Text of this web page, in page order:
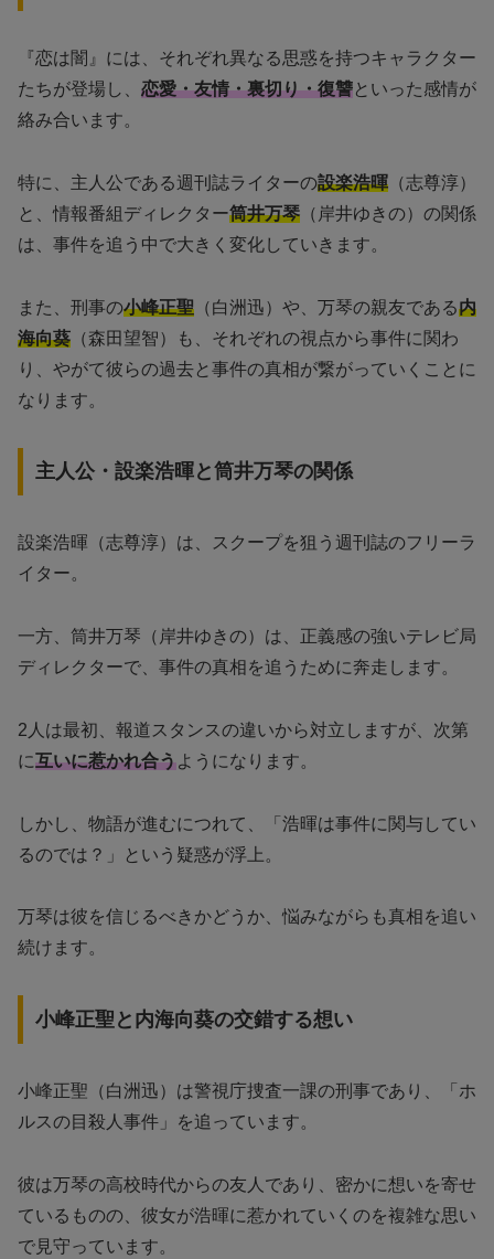
『恋は闇』には、それぞれ異なる思惑を持つキャラクター
たちが登場し、 恋愛・友情・裏切り・復讐といった感情が
絡み合います。
特に、主人公である週刊誌ライターの設楽浩暉 （志尊淳）
と、情報番組ディレクター筒井万琴 （岸井ゆきの）の関係
は、事件を追う中で大きく変化していきます。
また、刑事の小峰正聖 （白洲迅）や、万琴の親友である内
海向葵 （森田望智）も、それぞれの視点から事件に関わ
り、やがて彼らの過去と事件の真相が繋がっていくことに
なります。
主人公・設楽浩暉と筒井万琴の関係
設楽浩暉（志尊淳）は、スクープを狙う週刊誌のフリーラ
イター。
一方、筒井万琴（岸井ゆきの）は、正義感の強いテレビ局
ディレクターで、事件の真相を追うために奔走します。
2人は最初、報道スタンスの違いから対立しますが、次第
に互いに惹かれ合うようになります。
しかし、物語が進むにつれて、「浩暉は事件に関与してい
るのでは？」という疑惑が浮上。
万琴は彼を信じるべきかどうか、悩みながらも真相を追い
続けます。
小峰正聖と内海向葵の交錯する想い
小峰正聖（白洲迅）は警視庁捜査一課の刑事であり、「ホ
ルスの目殺人事件」を追っています。
彼は万琴の高校時代からの友人であり、密かに想いを寄せ
ているものの、彼女が浩暉に惹かれていくのを複雑な思い
で見守っています。